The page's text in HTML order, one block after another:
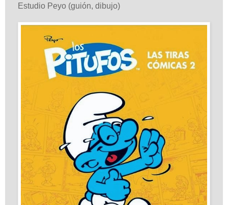
Estudio Peyo (guión, dibujo)